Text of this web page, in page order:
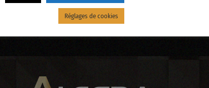
Réglages de cookies